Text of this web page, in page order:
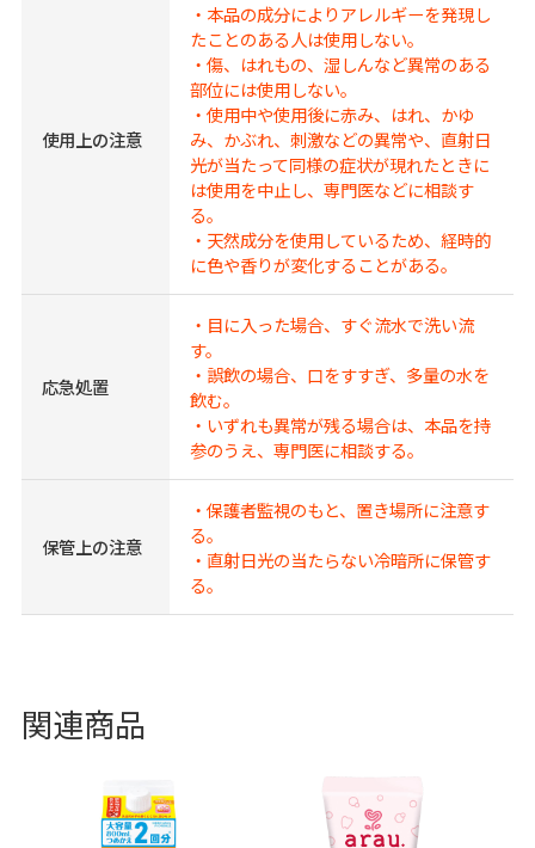
使用上の注意
・本品の成分によりアレルギーを発現し
たことのある人は使用しない。
・傷、はれもの、湿しんなど異常のある
部位には使用しない。
・使用中や使用後に赤み、はれ、かゆ
み、かぶれ、刺激などの異常や、直射日
光が当たって同様の症状が現れたときに
は使用を中止し、専門医などに相談す
る。
・天然成分を使用しているため、経時的
に色や香りが変化することがある。
応急処置
・目に入った場合、すぐ流水で洗い流
す。
・誤飲の場合、口をすすぎ、多量の水を
飲む。
・いずれも異常が残る場合は、本品を持
参のうえ、専門医に相談する。
保管上の注意
・保護者監視のもと、置き場所に注意す
る。
・直射日光の当たらない冷暗所に保管す
る。
関連商品